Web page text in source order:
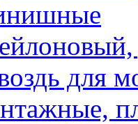
для